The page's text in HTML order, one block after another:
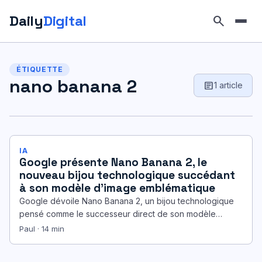
DailyDigital search
ÉTIQUETTE
nano banana 2 article1 article
IA
Google présente Nano Banana 2, le
nouveau bijou technologique succédant
à son modèle d’image emblématique
Google dévoile Nano Banana 2, un bijou technologique
pensé comme le successeur direct de son modèle
d’image le plus populaire.…
Paul · 14 min